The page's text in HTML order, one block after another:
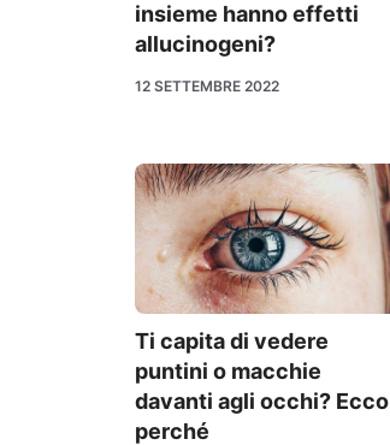
insieme hanno effetti
allucinogeni?
12 SETTEMBRE 2022
Ti capita di vedere
puntini o macchie
davanti agli occhi? Ecco
perché